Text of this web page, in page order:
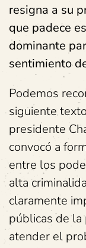
resigna a su
que padece
dominante
sentimiento
Podemos
siguiente
presidente
convocó a
entre los
alta
claramente
públicas de la
atender el